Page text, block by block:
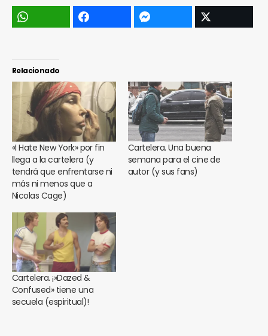
Relacionado
«I Hate New York» por fin
llega a la cartelera (y
tendrá que enfrentarse ni
más ni menos que a
Nicolas Cage)
Cartelera. Una buena
semana para el cine de
autor (y sus fans)
Cartelera. ¡»Dazed &
Confused» tiene una
secuela (espiritual)!